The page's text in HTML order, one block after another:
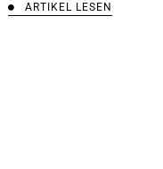
ARTIKEL LESEN